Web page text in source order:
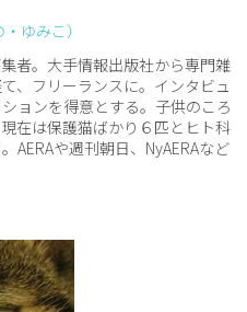
ゆみこ）
者。大手情報出版社から専門雑
、フリーランスに。インタビュ
ョンを得意とする。子供のころ
在は保護猫ばかり６匹とヒト科
AERAや週刊朝日、NyAERAなど